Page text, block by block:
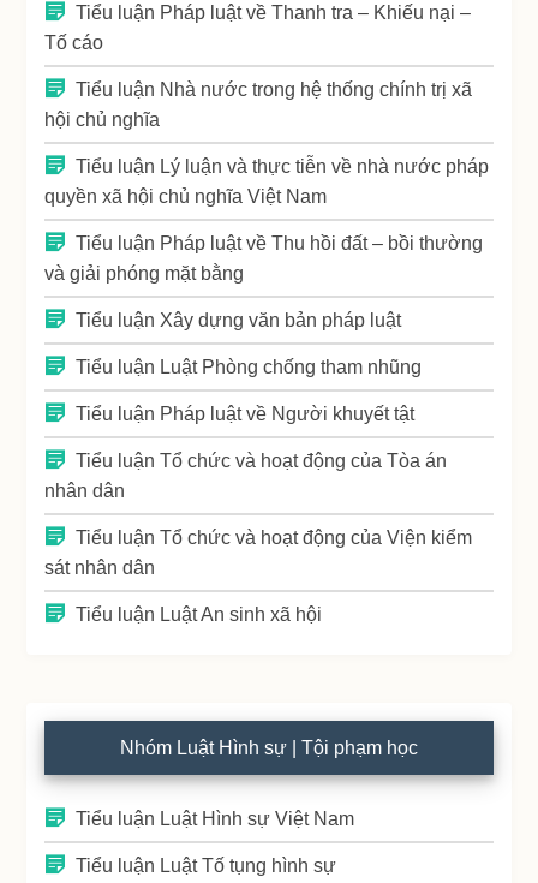
Tiểu luận Pháp luật về Thanh tra – Khiếu nại –
Tố cáo
Tiểu luận Nhà nước trong hệ thống chính trị xã
hội chủ nghĩa
Tiểu luận Lý luận và thực tiễn về nhà nước pháp
quyền xã hội chủ nghĩa Việt Nam
Tiểu luận Pháp luật về Thu hồi đất – bồi thường
và giải phóng mặt bằng
Tiểu luận Xây dựng văn bản pháp luật
Tiểu luận Luật Phòng chống tham nhũng
Tiểu luận Pháp luật về Người khuyết tật
Tiểu luận Tổ chức và hoạt động của Tòa án
nhân dân
Tiểu luận Tổ chức và hoạt động của Viện kiểm
sát nhân dân
Tiểu luận Luật An sinh xã hội
Nhóm Luật Hình sự | Tội phạm học
Tiểu luận Luật Hình sự Việt Nam
Tiểu luận Luật Tố tụng hình sự